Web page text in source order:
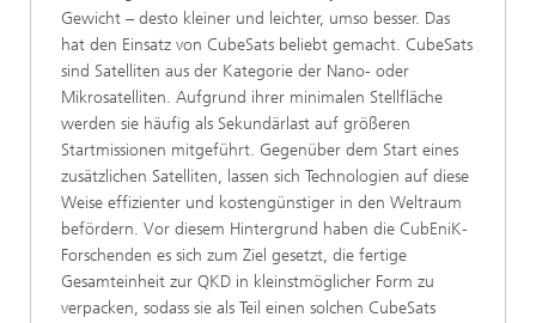
Gewicht – desto kleiner und leichter, umso besser. Das
hat den Einsatz von CubeSats beliebt gemacht. CubeSats
sind Satelliten aus der Kategorie der Nano- oder
Mikrosatelliten. Aufgrund ihrer minimalen Stellfläche
werden sie häufig als Sekundärlast auf größeren
Startmissionen mitgeführt. Gegenüber dem Start eines
zusätzlichen Satelliten, lassen sich Technologien auf diese
Weise effizienter und kostengünstiger in den Weltraum
befördern. Vor diesem Hintergrund haben die CubEniK-
Forschenden es sich zum Ziel gesetzt, die fertige
Gesamteinheit zur QKD in kleinstmöglicher Form zu
verpacken, sodass sie als Teil einen solchen CubeSats